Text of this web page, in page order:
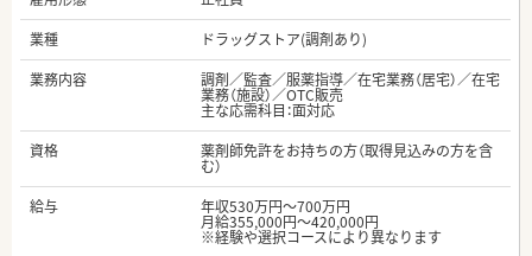
業種
ドラッグストア(調剤あり)
業務内容
調剤／監査／服薬指導／在宅業務（居宅）／在宅
業務（施設）／OTC販売
主な応需科目：面対応
資格
薬剤師免許をお持ちの方（取得見込みの方を含
む）
給与
年収530万円～700万円
月給355,000円～420,000円
※経験や選択コースにより異なります